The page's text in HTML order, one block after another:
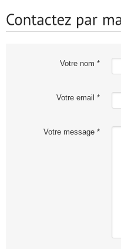
Votre nom *
Votre email *
Votre message *